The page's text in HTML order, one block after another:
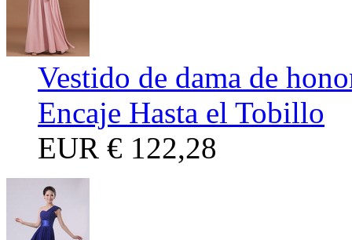
Vestido de dama de
Encaje Hasta el Tobillo
EUR € 122,28